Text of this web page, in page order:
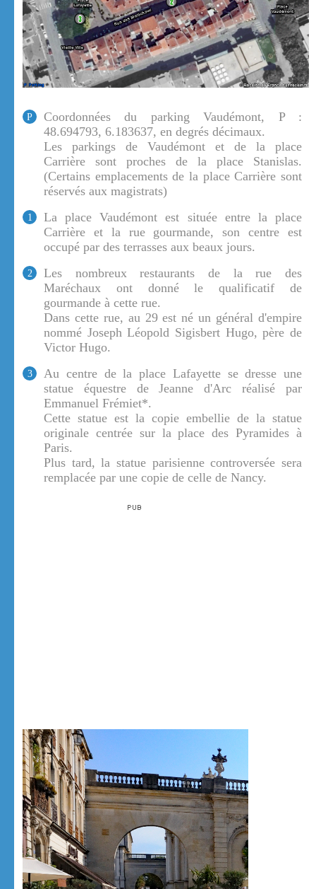
P
Coordonnées du parking Vaudémont, P :
48.694793, 6.183637, en degrés décimaux.
Les parkings de Vaudémont et de la place
Carrière sont proches de la place Stanislas.
(Certains emplacements de la place Carrière sont
réservés aux magistrats)
1
La place Vaudémont est située entre la place
Carrière et la rue gourmande, son centre est
occupé par des terrasses aux beaux jours.
2
Les nombreux restaurants de la rue des
Maréchaux ont donné le qualificatif de
gourmande à cette rue.
Dans cette rue, au 29 est né un général d'empire
nommé Joseph Léopold Sigisbert Hugo, père de
Victor Hugo.
3
Au centre de la place Lafayette se dresse une
statue équestre de Jeanne d'Arc réalisé par
Emmanuel Frémiet*.
Cette statue est la copie embellie de la statue
originale centrée sur la place des Pyramides à
Paris.
Plus tard, la statue parisienne controversée sera
remplacée par une copie de celle de Nancy.